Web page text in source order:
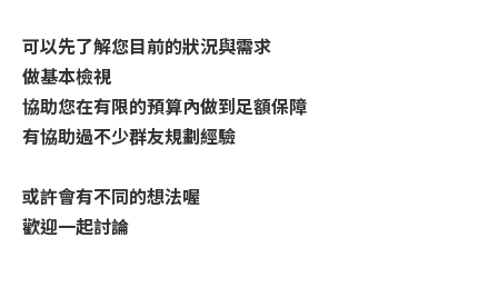
可以先了解您目前的狀況與需求
做基本檢視
協助您在有限的預算內做到足額保障
有協助過不少群友規劃經驗
或許會有不同的想法喔
歡迎一起討論